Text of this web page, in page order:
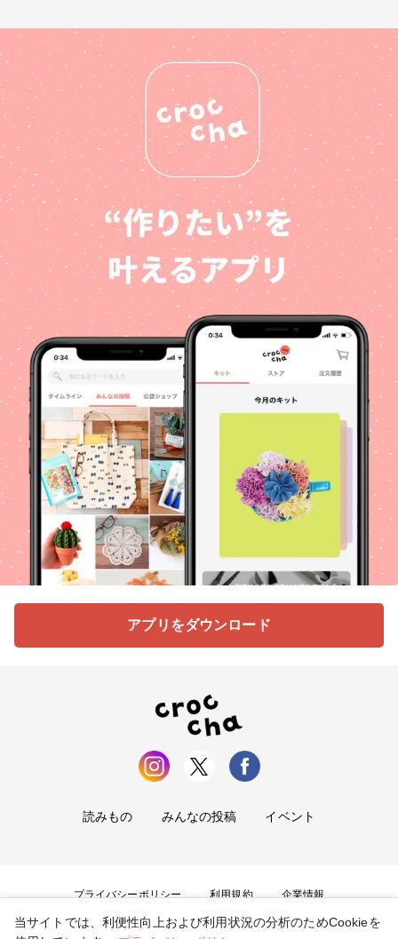
アプリをダウンロード
読みもの みんなの投稿 イベント
プライバシーポリシー 利用規約 企業情報
お問い合わせ
当サイトでは、利便性向上および利用状況の分析のためCookieを